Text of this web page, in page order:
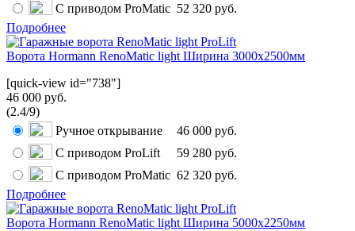
С приводом ProMatic 52 320 руб.
Подробнее
Ворота Hormann RenoMatic light Ширина 3000x2500мм
[quick-view id="738"]
46 000 руб.
(2.4/9)
Ручное открывание
46 000 руб.
С приводом ProLift
59 280 руб.
С приводом ProMatic 62 320 руб.
Подробнее
Ворота Hormann RenoMatic light Ширина 5000x2250мм